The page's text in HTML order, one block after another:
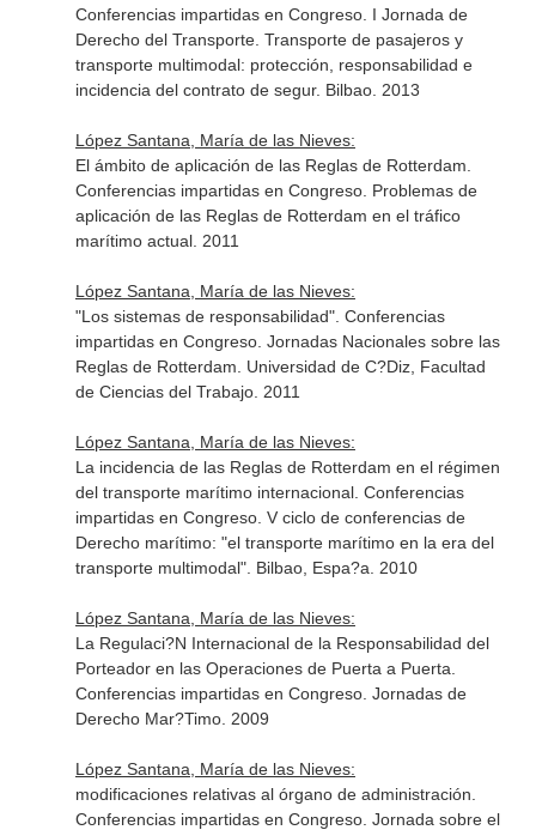
Conferencias impartidas en Congreso. I Jornada de
Derecho del Transporte. Transporte de pasajeros y
transporte multimodal: protección, responsabilidad e
incidencia del contrato de segur. Bilbao. 2013
López Santana, María de las Nieves:
El ámbito de aplicación de las Reglas de Rotterdam.
Conferencias impartidas en Congreso. Problemas de
aplicación de las Reglas de Rotterdam en el tráfico
marítimo actual. 2011
López Santana, María de las Nieves:
"Los sistemas de responsabilidad". Conferencias
impartidas en Congreso. Jornadas Nacionales sobre las
Reglas de Rotterdam. Universidad de C?Diz, Facultad
de Ciencias del Trabajo. 2011
López Santana, María de las Nieves:
La incidencia de las Reglas de Rotterdam en el régimen
del transporte marítimo internacional. Conferencias
impartidas en Congreso. V ciclo de conferencias de
Derecho marítimo: "el transporte marítimo en la era del
transporte multimodal". Bilbao, Espa?a. 2010
López Santana, María de las Nieves:
La Regulaci?N Internacional de la Responsabilidad del
Porteador en las Operaciones de Puerta a Puerta.
Conferencias impartidas en Congreso. Jornadas de
Derecho Mar?Timo. 2009
López Santana, María de las Nieves:
modificaciones relativas al órgano de administración.
Conferencias impartidas en Congreso. Jornada sobre el